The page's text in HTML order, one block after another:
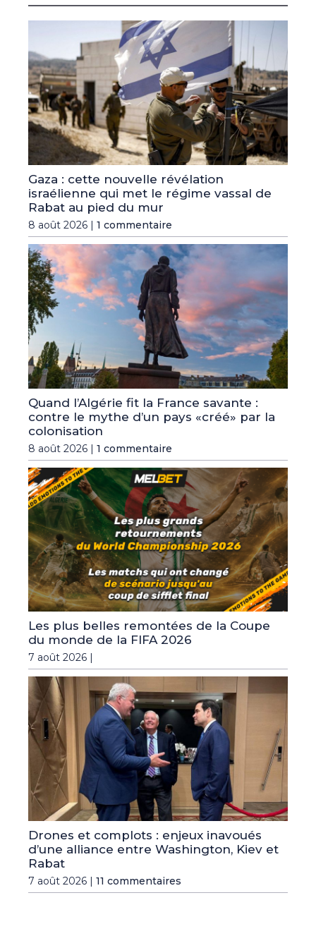
Gaza : cette nouvelle révélation
israélienne qui met le régime vassal de
Rabat au pied du mur
8 août 2026 | 1 commentaire
Quand l’Algérie fit la France savante :
contre le mythe d’un pays «créé» par la
colonisation
8 août 2026 | 1 commentaire
Les plus belles remontées de la Coupe
du monde de la FIFA 2026
7 août 2026 |
Drones et complots : enjeux inavoués
d’une alliance entre Washington, Kiev et
Rabat
7 août 2026 | 11 commentaires